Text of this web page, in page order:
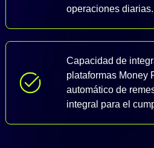
operaciones diarias.
Capacidad de
plataformas Money
automático de
integral para el